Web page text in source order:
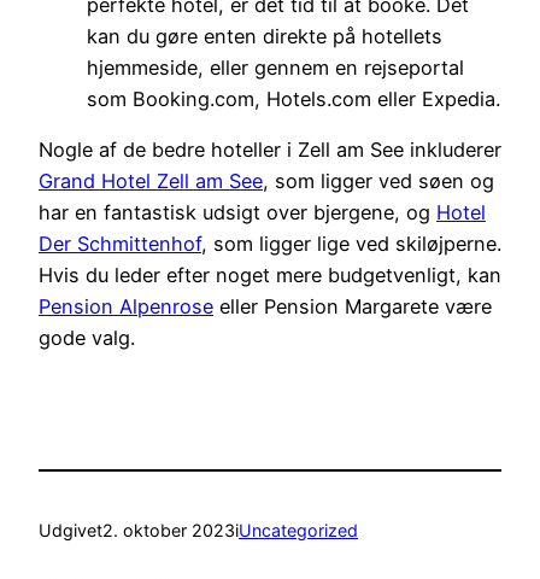
kan du gøre enten direkte på hotellets
hjemmeside, eller gennem en rejseportal
som Booking.com, Hotels.com eller Expedia.
Nogle af de bedre hoteller i Zell am See inkluderer
Grand Hotel Zell am See, som ligger ved søen og
har en fantastisk udsigt over bjergene, og Hotel
Der Schmittenhof, som ligger lige ved skiløjperne.
Hvis du leder efter noget mere budgetvenligt, kan
Pension Alpenrose eller Pension Margarete være
gode valg.
Udgivet2. oktober 2023iUncategorized